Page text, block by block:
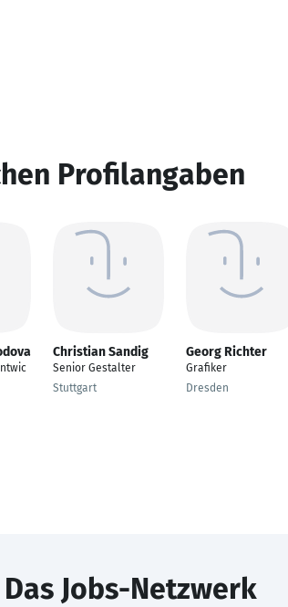
Profilangaben
Christian Sandig
Senior Gestalter
Stuttgart
Georg Richter
Grafiker
Dresden
Das Jobs-Netzwerk